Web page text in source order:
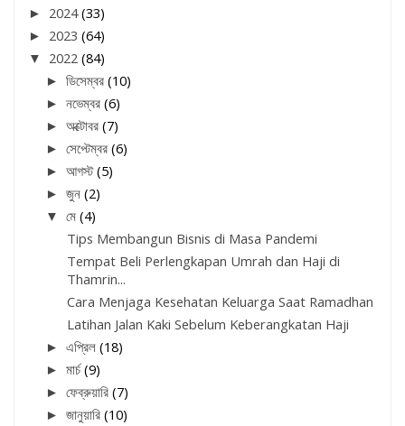
► 2024(33)
► 2023 (64)
▼ 2022 (84)
►ডিসেম্বর(10)
►নভেম্বর(6)
►অক্টোবর(7)
►সেপ্টেম্বর(6)
►আগস্ট(5)
►জুন(2)
▼মে(4)
Tips Membangun Bisnis di Masa Pandemi
Tempat Beli Perlengkapan Umrah dan Haji di
Thamrin...
Cara Menjaga Kesehatan Keluarga Saat Ramadhan
Latihan Jalan Kaki Sebelum Keberangkatan Haji
►এপ্রিল(18)
►মার্চ(9)
►ফেব্রুয়ারি(7)
►জানুয়ারি(10)